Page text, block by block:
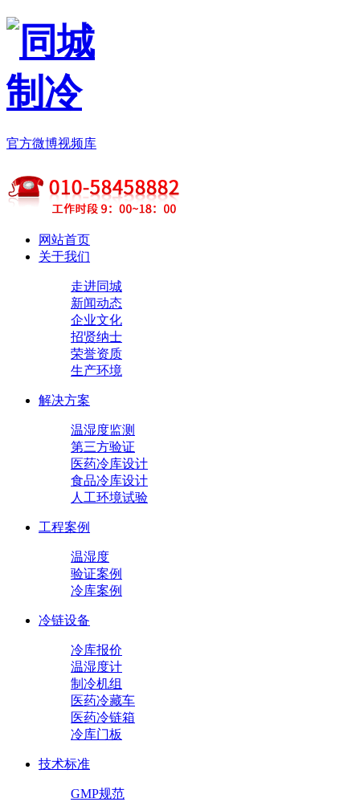
官方微博视频库
网站首页
关于我们
走进同城
新闻动态
企业文化
招贤纳士
荣誉资质
生产环境
解决方案
温湿度监测
第三方验证
医药冷库设计
食品冷库设计
人工环境试验
工程案例
温湿度
验证案例
冷库案例
冷链设备
冷库报价
温湿度计
制冷机组
医药冷藏车
医药冷链箱
冷库门板
技术标准
GMP规范